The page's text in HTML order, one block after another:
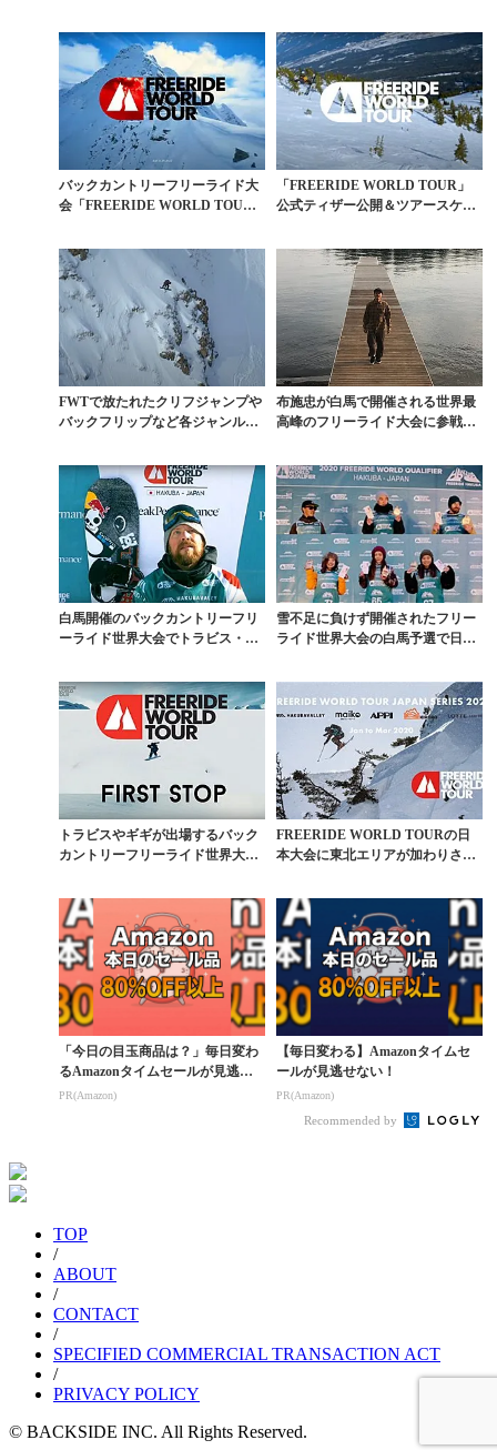
バックカントリーフリーライド大
会「FREERIDE WORLD TOU
「FREERIDE WORLD TOUR」
公式ティザー公開＆ツアースケジ
FWTで放たれたクリフジャンプや
バックフリップなど各ジャンルの
布施忠が白馬で開催される世界最
高峰のフリーライド大会に参戦決
白馬開催のバックカントリーフリ
ーライド世界大会でトラビス・ラ
雪不足に負けず開催されたフリー
ライド世界大会の白馬予選で日本
トラビスやギギが出場するバック
カントリーフリーライド世界大会
FREERIDE WORLD TOURの日
本大会に東北エリアが加わりさら
「今日の目玉商品は？」毎日変わ
るAmazonタイムセールが見逃せ
ない
PR(Amazon)
【毎日変わる】Amazonタイムセ
ールが見逃せない！
PR(Amazon)
Recommended by
TOP
/
ABOUT
/
CONTACT
/
SPECIFIED COMMERCIAL TRANSACTION ACT
/
PRIVACY POLICY
© BACKSIDE INC. All Rights Reserved.